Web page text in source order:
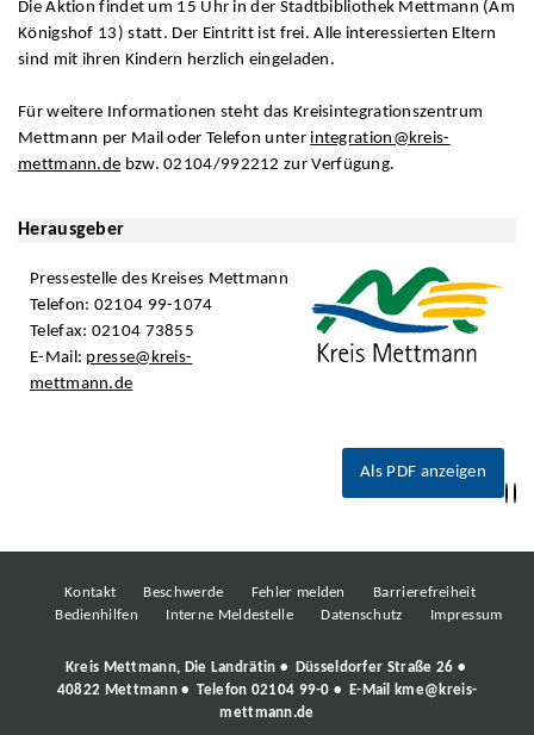
Die Aktion findet um 15 Uhr in der Stadtbibliothek Mettmann (Am
Königshof 13) statt. Der Eintritt ist frei. Alle interessierten Eltern
sind mit ihren Kindern herzlich eingeladen.
Für weitere Informationen steht das Kreisintegrationszentrum
Mettmann per Mail oder Telefon unter integration@kreis-
mettmann.de bzw. 02104/992212 zur Verfügung.
Herausgeber
Pressestelle des Kreises Mettmann
Telefon: 02104 99-1074
Telefax: 02104 73855
E-Mail: presse@kreis-
mettmann.de
Als PDF anzeigen
Kontakt Beschwerde Fehler melden
Barrierefreiheit
Bedienhilfen
Interne Meldestelle Datenschutz Impressum
Kreis Mettmann, Die Landrätin • Düsseldorfer Straße 26 •
40822 Mettmann • Telefon 02104 99-0 • E-Mail
kme@kreis-
mettmann.de